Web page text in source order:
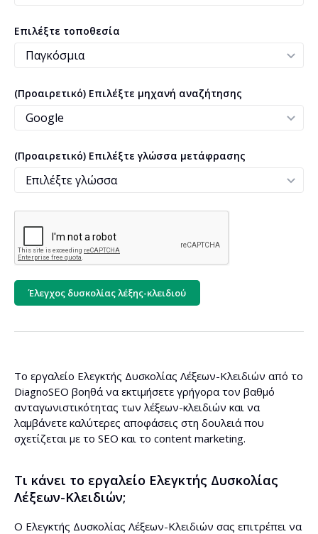
Επιλέξτε τοποθεσία
(Προαιρετικό) Επιλέξτε μηχανή αναζήτησης
(Προαιρετικό) Επιλέξτε γλώσσα μετάφρασης
Έλεγχος δυσκολίας λέξης-κλειδιού
Το εργαλείο Ελεγκτής Δυσκολίας Λέξεων-Κλειδιών από το
DiagnoSEO βοηθά να εκτιμήσετε γρήγορα τον βαθμό
ανταγωνιστικότητας των λέξεων-κλειδιών και να
λαμβάνετε καλύτερες αποφάσεις στη δουλειά που
σχετίζεται με το SEO και το content marketing.
Τι κάνει το εργαλείο Ελεγκτής Δυσκολίας
Λέξεων-Κλειδιών;
Ο Ελεγκτής Δυσκολίας Λέξεων-Κλειδιών σας επιτρέπει να